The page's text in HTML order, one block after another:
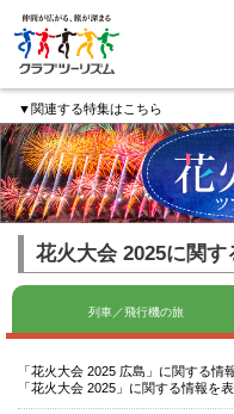
▼関連する特集はこちら
花火大会 2025に関す
列車／飛行機の旅
「花火大会 2025 広島」に関する情
「花火大会 2025」に関する情報を表